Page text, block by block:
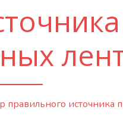
правильного источника